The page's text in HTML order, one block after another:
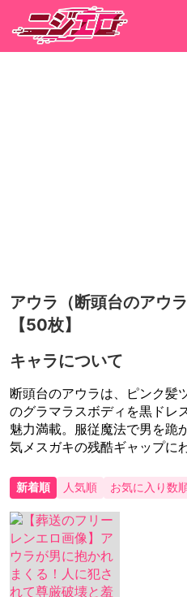
アウラ（断頭台のアウ
【50枚】
キャラについて
断頭台のアウラは、ピンク髪
のグラマラスボディを黒ドレ
魅力満載。服従魔法で男を跪
気メスガキの残酷ギャップに
新着順 人気順 お気に入り数